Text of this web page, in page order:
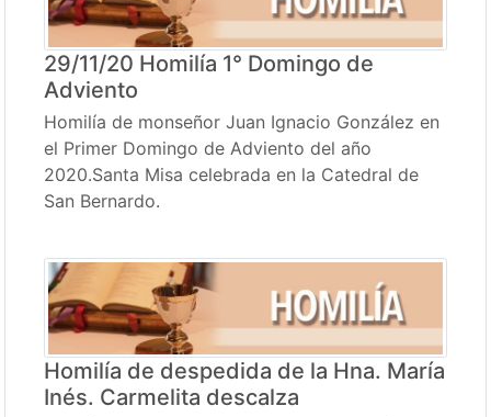
29/11/20 Homilía 1° Domingo de
Adviento
Homilía de monseñor Juan Ignacio González en
el Primer Domingo de Adviento del año
2020.Santa Misa celebrada en la Catedral de
San Bernardo.
Homilía de despedida de la Hna. María
Inés. Carmelita descalza